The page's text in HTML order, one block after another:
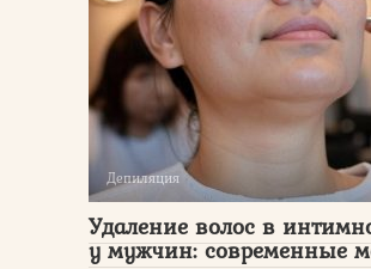
Депиляция
Удаление волос в
у мужчин: современные